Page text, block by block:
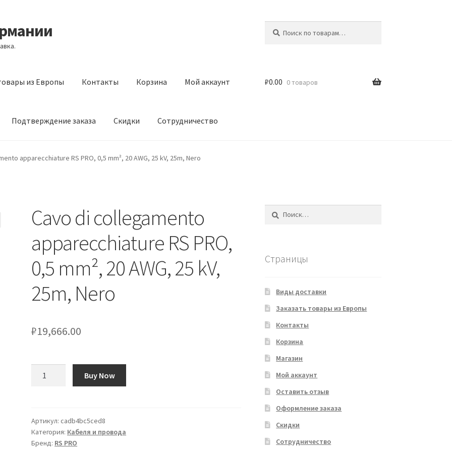
из Европы Контакты Корзина Мой аккаунт
Подтверждение заказа Скидки Сотрудничество
Контакты Корзина Мой аккаунт Оставить отзыв
₽0.00 0 товаров
apparecchiature RS PRO, 0,5 mm², 20 AWG, 25 kV, 25m, Nero
Cavo di collegamento
apparecchiature RS PRO,
0,5 mm², 20 AWG, 25 kV,
25m, Nero
₽19,666.00
collegamento
apparecchiature
RS
Buy Now
Артикул:cadb4bc5ced8
Категория: Кабеля и провода
Бренд: RS PRO
Страницы
Виды доставки
Заказать товары из Европы
Контакты
Корзина
Магазин
Мой аккаунт
Оставить отзыв
Оформление заказа
Скидки
Сотрудничество